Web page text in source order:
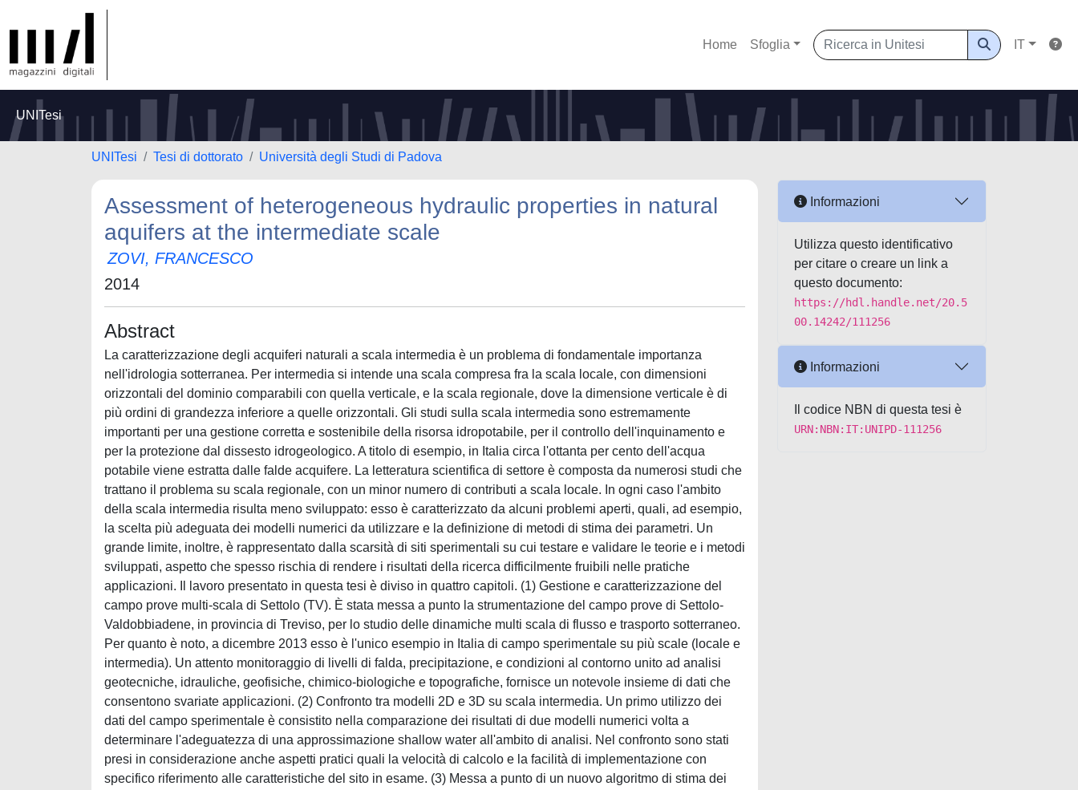
Home Sfoglia IT
UNITesi
UNITesi Tesi di dottorato Università degli Studi di Padova
Assessment of heterogeneous hydraulic properties in natural
aquifers at the intermediate scale
ZOVI, FRANCESCO
2014
Abstract
La caratterizzazione degli acquiferi naturali a scala intermedia è un problema di fondamentale importanza
nell'idrologia sotterranea. Per intermedia si intende una scala compresa fra la scala locale, con dimensioni
orizzontali del dominio comparabili con quella verticale, e la scala regionale, dove la dimensione verticale è di
più ordini di grandezza inferiore a quelle orizzontali. Gli studi sulla scala intermedia sono estremamente
importanti per una gestione corretta e sostenibile della risorsa idropotabile, per il controllo dell'inquinamento e
per la protezione dal dissesto idrogeologico. A titolo di esempio, in Italia circa l'ottanta per cento dell'acqua
potabile viene estratta dalle falde acquifere. La letteratura scientifica di settore è composta da numerosi studi che
trattano il problema su scala regionale, con un minor numero di contributi a scala locale. In ogni caso l'ambito
della scala intermedia risulta meno sviluppato: esso è caratterizzato da alcuni problemi aperti, quali, ad esempio,
la scelta più adeguata dei modelli numerici da utilizzare e la definizione di metodi di stima dei parametri. Un
grande limite, inoltre, è rappresentato dalla scarsità di siti sperimentali su cui testare e validare le teorie e i metodi
sviluppati, aspetto che spesso rischia di rendere i risultati della ricerca difficilmente fruibili nelle pratiche
applicazioni. Il lavoro presentato in questa tesi è diviso in quattro capitoli. (1) Gestione e caratterizzazione del
campo prove multi-scala di Settolo (TV). È stata messa a punto la strumentazione del campo prove di Settolo-
Valdobbiadene, in provincia di Treviso, per lo studio delle dinamiche multi scala di flusso e trasporto sotterraneo.
Per quanto è noto, a dicembre 2013 esso è l'unico esempio in Italia di campo sperimentale su più scale (locale e
intermedia). Un attento monitoraggio di livelli di falda, precipitazione, e condizioni al contorno unito ad analisi
geotecniche, idrauliche, geofisiche, chimico-biologiche e topografiche, fornisce un notevole insieme di dati che
consentono svariate applicazioni. (2) Confronto tra modelli 2D e 3D su scala intermedia. Un primo utilizzo dei
dati del campo sperimentale è consistito nella comparazione dei risultati di due modelli numerici volta a
determinare l'adeguatezza di una approssimazione shallow water all'ambito di analisi. Nel confronto sono stati
presi in considerazione anche aspetti pratici quali la velocità di calcolo e la facilità di implementazione con
specifico riferimento alle caratteristiche del sito in esame. (3) Messa a punto di un nuovo algoritmo di stima dei
Informazioni
Utilizza questo identificativo
per citare o creare un link a
questo documento:
https://hdl.handle.net/20.5
00.14242/111256
Informazioni
Il codice NBN di questa tesi è
URN:NBN:IT:UNIPD-111256